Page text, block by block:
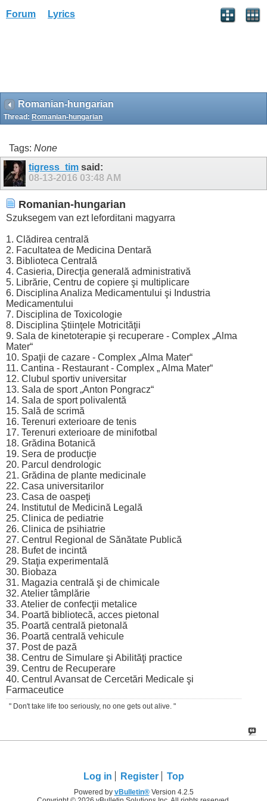
Forum Lyrics
Romanian-hungarian
Thread: Romanian-hungarian
Tags: None
tigress_tim said:
08-13-2016 03:48 AM
Romanian-hungarian
Szuksegem van ezt leforditani magyarra
1. Clădirea centrală
2. Facultatea de Medicina Dentară
3. Biblioteca Centrală
4. Casieria, Direcţia generală administrativă
5. Librărie, Centru de copiere şi multiplicare
6. Disciplina Analiza Medicamentului şi Industria
Medicamentului
7. Disciplina de Toxicologie
8. Disciplina Ştiinţele Motricităţii
9. Sala de kinetoterapie şi recuperare - Complex „Alma
Mater“
10. Spaţii de cazare - Complex „Alma Mater“
11. Cantina - Restaurant - Complex „ Alma Mater“
12. Clubul sportiv universitar
13. Sala de sport „Anton Pongracz“
14. Sala de sport polivalentă
15. Sală de scrimă
16. Terenuri exterioare de tenis
17. Terenuri exterioare de minifotbal
18. Grădina Botanică
19. Sera de producţie
20. Parcul dendrologic
21. Grădina de plante medicinale
22. Casa universitarilor
23. Casa de oaspeţi
24. Institutul de Medicină Legală
25. Clinica de pediatrie
26. Clinica de psihiatrie
27. Centrul Regional de Sănătate Publică
28. Bufet de incintă
29. Staţia experimentală
30. Biobaza
31. Magazia centrală şi de chimicale
32. Atelier tâmplărie
33. Atelier de confecţii metalice
34. Poartă bibliotecă, acces pietonal
35. Poartă centrală pietonală
36. Poartă centrală vehicule
37. Post de pază
38. Centru de Simulare şi Abilităţi practice
39. Centru de Recuperare
40. Centrul Avansat de Cercetări Medicale şi
Farmaceutice
" Don't take life too seriously, no one gets out alive. "
Log in Register Top
Powered by vBulletin®Version 4.2.5